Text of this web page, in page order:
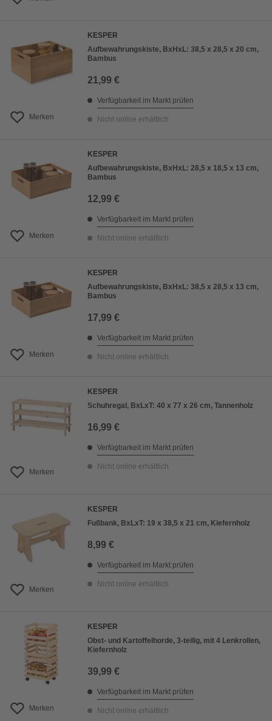
Merken
KESPER
Aufbewahrungskiste, BxHxL: 38,5 x 28,5 x 20 cm,
Bambus
21,99 €
Verfügbarkeit im Markt prüfen
Nicht online erhältlich
Merken
KESPER
Aufbewahrungskiste, BxHxL: 28,5 x 18,5 x 13 cm,
Bambus
12,99 €
Verfügbarkeit im Markt prüfen
Nicht online erhältlich
Merken
KESPER
Aufbewahrungskiste, BxHxL: 38,5 x 28,5 x 13 cm,
Bambus
17,99 €
Verfügbarkeit im Markt prüfen
Nicht online erhältlich
Merken
KESPER
Schuhregal, BxLxT: 40 x 77 x 26 cm, Tannenholz
16,99 €
Verfügbarkeit im Markt prüfen
Nicht online erhältlich
Merken
KESPER
Fußbank, BxLxT: 19 x 38,5 x 21 cm, Kiefernholz
8,99 €
Verfügbarkeit im Markt prüfen
Nicht online erhältlich
Merken
KESPER
Obst- und Kartoffelhorde, 3-teilig, mit 4 Lenkrollen,
Kiefernholz
39,99 €
Verfügbarkeit im Markt prüfen
Nicht online erhältlich